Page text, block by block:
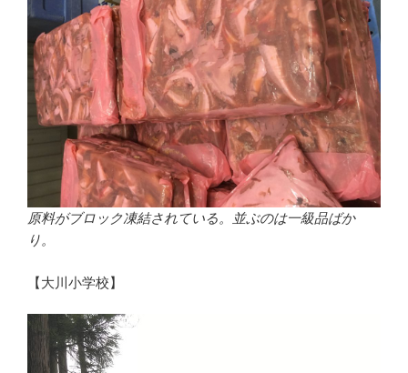
原料がブロック凍結されている。並ぶのは一級品ばか
り。
【大川小学校】